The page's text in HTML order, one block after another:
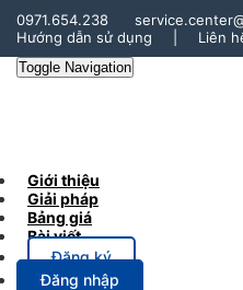
0971.654.238
Hướng dẫn sử dụng
Liên
Toggle Navigation
Giới thiệu
Giải pháp
Bảng giá
Bài viết
Đăng ký
Đăng nhập